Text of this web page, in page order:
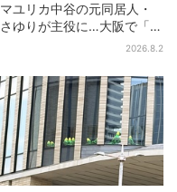
マユリカ中谷の元同居人・
さゆりが主役に…大阪で「呪
物展」開催、コンセプト2026.8.2